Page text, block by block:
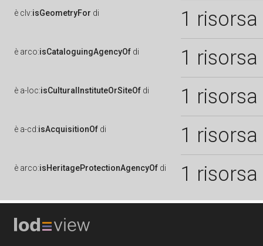
è clv:isGeometryFor di 1 risorsa
è arco:isCataloguingAgencyOf di 1 risorsa
è a-loc:isCulturalInstituteOrSiteOf di 1 risorsa
è a-cd:isAcquisitionOf di 1 risorsa
è arco:isHeritageProtectionAgencyOf di 1 risorsa